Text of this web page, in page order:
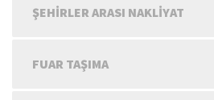
ŞEHIRLER ARASI NAKLIYAT
FUAR TAŞIMA